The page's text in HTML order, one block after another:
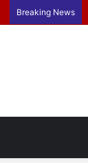
Breaking News